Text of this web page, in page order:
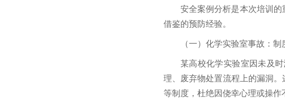
安全案例分析是本次培训
借鉴的预防经验。
（一）化学实验室事故：
某高校化学实验室因未及
理、废弃物处置流程上的漏洞
等制度，杜绝因侥幸心理或操作